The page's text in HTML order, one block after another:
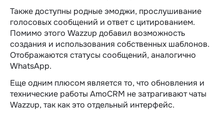
Также доступны родные эмоджи, прослушивание
голосовых сообщений и ответ с цитированием.
Помимо этого Wazzup добавил возможность
создания и использования собственных шаблонов.
Отображаются статусы сообщений, аналогично
WhatsApp.
Еще одним плюсом является то, что обновления и
технические работы AmoCRM не затрагивают чаты
Wazzup, так как это отдельный интерфейс.